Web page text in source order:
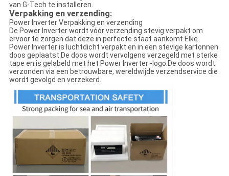
van G-Tech te installeren.
Verpakking en verzending:
Power Inverter Verpakking en verzending
De Power Inverter wordt vóór verzending stevig verpakt om
ervoor te zorgen dat deze in perfecte staat aankomt.Elke
Power Inverter is luchtdicht verpakt en in een stevige kartonnen
doos geplaatst.De doos wordt vervolgens verzegeld met sterke
tape en is gelabeld met het Power Inverter -logo.De doos wordt
verzonden via een betrouwbare, wereldwijde verzendservice die
wordt gevolgd en verzekerd.